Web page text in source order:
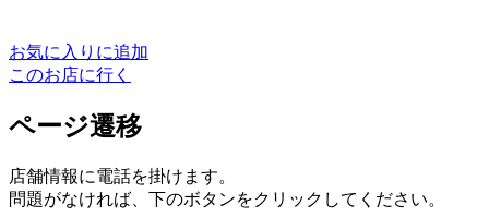
お気に入りに追加
このお店に行く
ページ遷移
店舗情報に電話を掛けます。
問題がなければ、下のボタンをクリックしてください。